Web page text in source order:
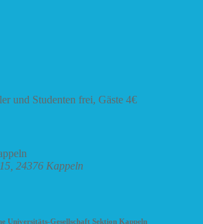
und Studenten frei, Gäste 4€
24376 Kappeln
Universitäts-Gesellschaft Sektion Kappeln